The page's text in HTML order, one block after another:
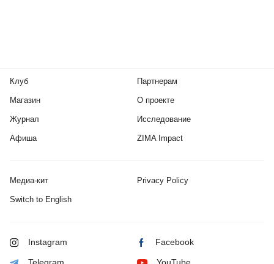
Клуб
Магазин
Журнал
Афиша
Партнерам
О проекте
Исследование
ZIMA Impact
Медиа-кит Privacy Policy
Switch to English
Instagram Facebook